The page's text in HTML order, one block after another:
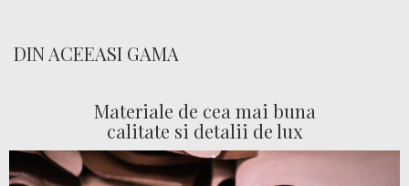
DIN ACEEASI GAMA
Materiale de cea mai buna
calitate si detalii de lux